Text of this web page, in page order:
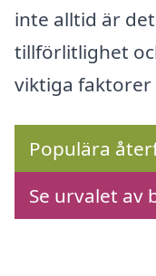
inte alltid är
tillförlitlighet
viktiga faktorer
Populära
Se urvalet av